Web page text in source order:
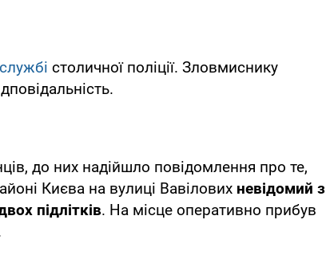
столичної поліції. Зловмиснику
до них надійшло повідомлення про те,
Києва на вулиці Вавілових невідомий з
підлітків. На місце оперативно прибув